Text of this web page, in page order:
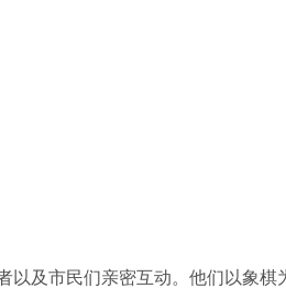
及市民们亲密互动。他们以象棋